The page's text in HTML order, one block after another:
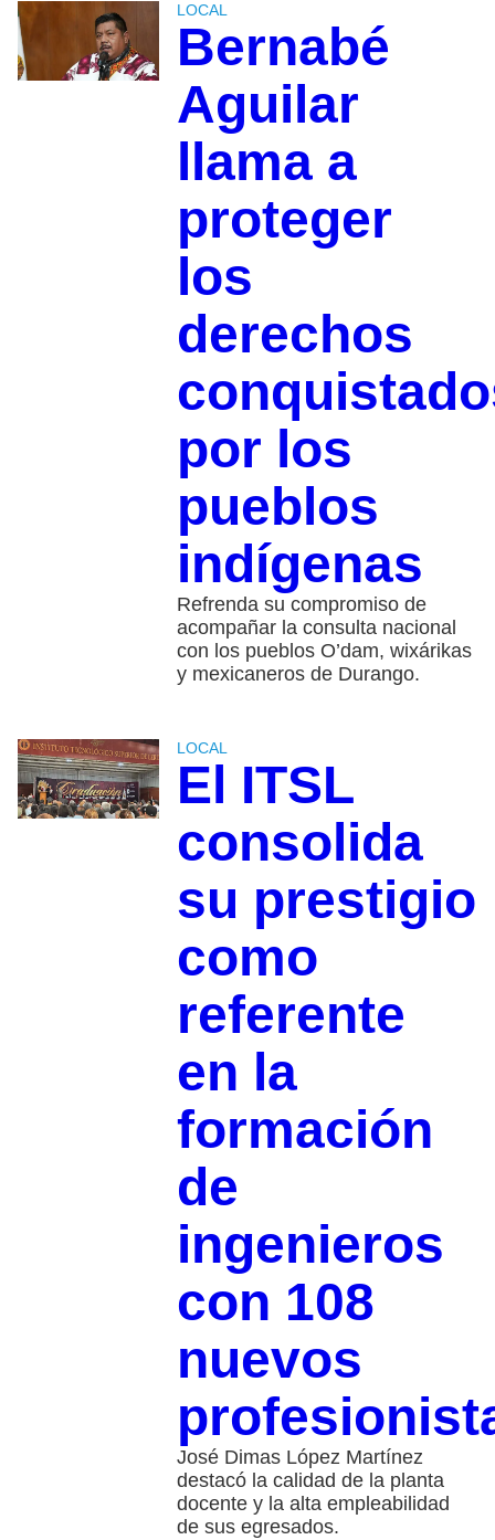
LOCAL
Bernabé
Aguilar
llama a
proteger
los
derechos
por los
pueblos
indígenas
Refrenda su compromiso de
acompañar la consulta nacional
con los pueblos O’dam, wixárikas
y mexicaneros de Durango.
LOCAL
El ITSL
consolida
su prestigio
como
referente
en la
formación
de
ingenieros
con 108
nuevos
José Dimas López Martínez
destacó la calidad de la planta
docente y la alta empleabilidad
de sus egresados.